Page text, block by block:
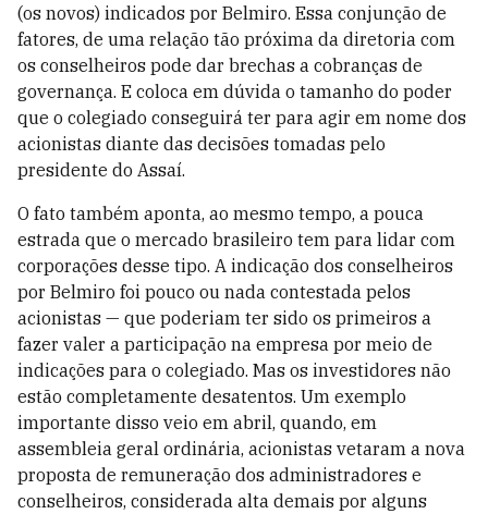
(os novos) indicados por Belmiro. Essa conjunção de
fatores, de uma relação tão próxima da diretoria com
os conselheiros pode dar brechas a cobranças de
governança. E coloca em dúvida o tamanho do poder
que o colegiado conseguirá ter para agir em nome dos
acionistas diante das decisões tomadas pelo
presidente do Assaí.
O fato também aponta, ao mesmo tempo, a pouca
estrada que o mercado brasileiro tem para lidar com
corporações desse tipo. A indicação dos conselheiros
por Belmiro foi pouco ou nada contestada pelos
acionistas — que poderiam ter sido os primeiros a
fazer valer a participação na empresa por meio de
indicações para o colegiado. Mas os investidores não
estão completamente desatentos. Um exemplo
importante disso veio em abril, quando, em
assembleia geral ordinária, acionistas vetaram a nova
proposta de remuneração dos administradores e
conselheiros, considerada alta demais por alguns